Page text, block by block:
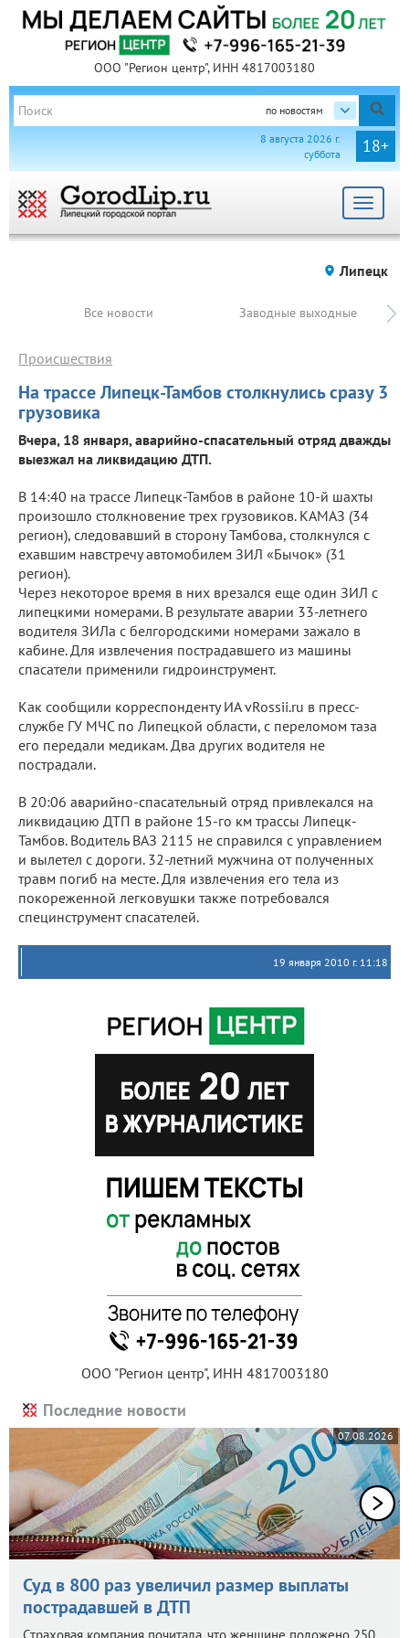
ООО "Регион центр", ИНН 4817003180
по новостям
18+
8 августа 2026 г.
суббота
Toggle
Липецк
Все новости Заводные выходные
На трассе Липецк-Тамбов столкнулись сразу 3
грузовика
Происшествия
Вчера, 18 января, аварийно-спасательный отряд дважды
выезжал на ликвидацию ДТП.
В 14:40 на трассе Липецк-Тамбов в районе 10-й шахты
произошло столкновение трех грузовиков. КАМАЗ (34
регион), следовавший в сторону Тамбова, столкнулся с
ехавшим навстречу автомобилем ЗИЛ «Бычок» (31
регион).
Через некоторое время в них врезался еще один ЗИЛ с
липецкими номерами. В результате аварии 33-летнего
водителя ЗИЛа с белгородскими номерами зажало в
кабине. Для извлечения пострадавшего из машины
спасатели применили гидроинструмент.
Как сообщили корреспонденту ИА vRossii.ru в пресс-
службе ГУ МЧС по Липецкой области, с переломом таза
его передали медикам. Два других водителя не
пострадали.
В 20:06 аварийно-спасательный отряд привлекался на
ликвидацию ДТП в районе 15-го км трассы Липецк-
Тамбов. Водитель ВАЗ 2115 не справился с управлением
и вылетел с дороги. 32-летний мужчина от полученных
травм погиб на месте. Для извлечения его тела из
покореженной легковушки также потребовался
специнструмент спасателей.
19 января 2010 г. 11:18
ООО "Регион центр", ИНН 4817003180
Последние новости
07.08.2026
Суд в 800 раз увеличил размер выплаты
пострадавшей в ДТП